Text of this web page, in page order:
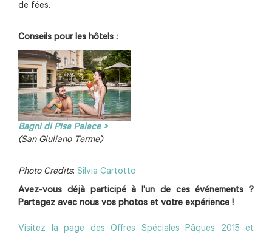
de fées.
Conseils pour les hôtels :
Bagni di Pisa Palace >
(San Giuliano Terme)
Photo Credits: Silvia Cartotto
Avez-vous déjà participé à l'un de ces événements ?
Partagez avec nous vos photos et votre expérience !
Visitez la page des Offres Spéciales Pâques 2015 et